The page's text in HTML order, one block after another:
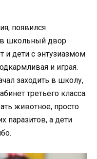
появился
в школьный двор
дети с энтузиазмом
и играя.
заходить в школу,
третьего класса.
животное, просто
паразитов, а дети